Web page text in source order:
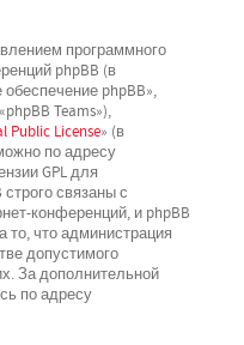
программного
phpBB (в
phpBB»,
Teams»),
Public License» (в
по адресу
GPL для
связаны с
конференций, и phpBB
то, что администрация
допустимого
За дополнительной
по адресу